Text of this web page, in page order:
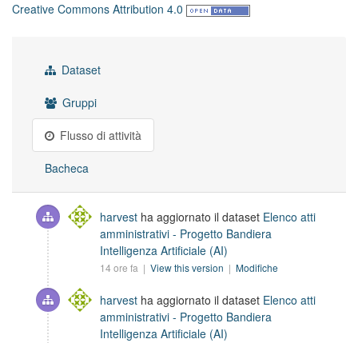
Creative Commons Attribution 4.0
Dataset
Gruppi
Flusso di attività
Bacheca
harvest ha aggiornato il dataset Elenco atti
amministrativi - Progetto Bandiera
Intelligenza Artificiale (AI)
14 ore fa | View this version | Modifiche
harvest ha aggiornato il dataset Elenco atti
amministrativi - Progetto Bandiera
Intelligenza Artificiale (AI)